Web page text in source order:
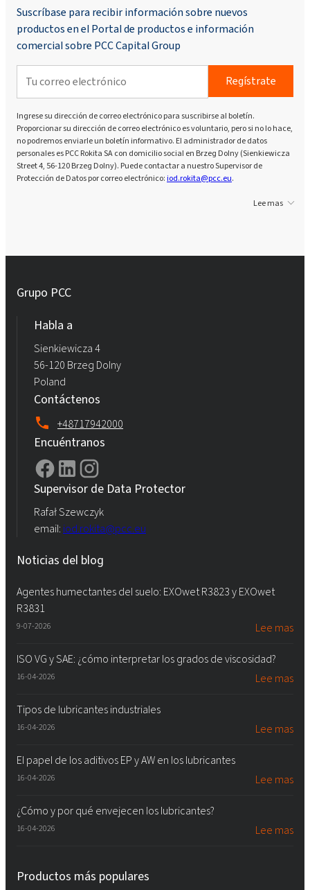
Suscríbase para recibir información sobre nuevos
productos en el Portal de productos e información
comercial sobre PCC Capital Group
Regístrate
Ingrese su dirección de correo electrónico para suscribirse al boletín.
Proporcionar su dirección de correo electrónico es voluntario, pero si no lo hace,
no podremos enviarle un boletín informativo. El administrador de datos
personales es PCC Rokita SA con domicilio social en Brzeg Dolny (Sienkiewicza
Street 4, 56-120 Brzeg Dolny). Puede contactar a nuestro Supervisor de
Protección de Datos por correo electrónico:iod.rokita@pcc.eu.
Lee mas
Grupo PCC
Habla a
Sienkiewicza 4
56-120 Brzeg Dolny
Poland
Contáctenos
+48717942000
Encuéntranos
Supervisor de Data Protector
Rafał Szewczyk
email: iod.rokita@pcc.eu
Noticias del blog
Agentes humectantes del suelo: EXOwet R3823 y EXOwet
R3831
9-07-2026 Lee mas
ISO VG y SAE: ¿cómo interpretar los grados de viscosidad?
16-04-2026 Lee mas
Tipos de lubricantes industriales
16-04-2026 Lee mas
El papel de los aditivos EP y AW en los lubricantes
16-04-2026 Lee mas
¿Cómo y por qué envejecen los lubricantes?
16-04-2026 Lee mas
Productos más populares